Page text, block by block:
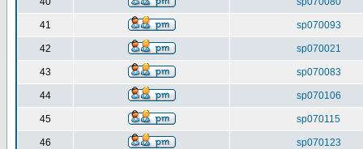
41 sp070093
42 sp070021
43 sp070083
44 sp070106
45 sp070115
46 sp070123